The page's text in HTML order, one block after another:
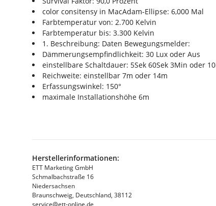
color consitensy in MacAdam-Ellipse: 6,000 Mal
Farbtemperatur von: 2.700 Kelvin
Farbtemperatur bis: 3.300 Kelvin
1. Beschreibung: Daten Bewegungsmelder:
Dämmerungsempfindlichkeit: 30 Lux oder Aus
einstellbare Schaltdauer: 5Sek 60Sek 3Min oder
Reichweite: einstellbar 7m oder 14m
Erfassungswinkel: 150°
maximale Installationshöhe 6m
Herstellerinformationen:
ETT Marketing GmbH
Schmalbachstraße 16
Niedersachsen
Braunschweig, Deutschland, 38112